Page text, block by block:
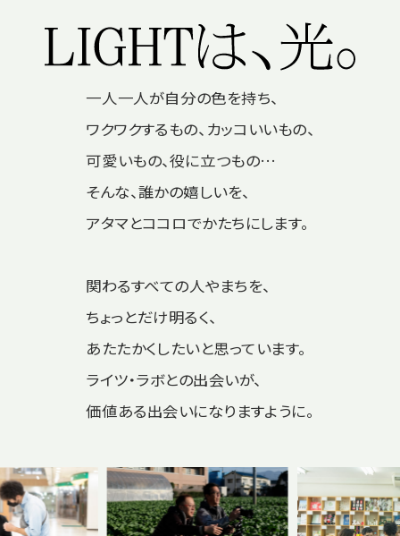
一人一人が自分の色を持ち、
ワクワクするもの、カッコいいもの、
可愛いもの、役に立つもの…
そんな、誰かの嬉しいを、
アタマとココロでかたちにします。
関わるすべての人やまちを、
ちょっとだけ明るく、
あたたかくしたいと思っています。
ライツ・ラボとの出会いが、
価値ある出会いになりますように。